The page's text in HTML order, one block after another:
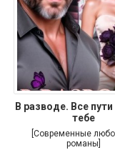
В разводе. Все
тебе
[Современные
романы]